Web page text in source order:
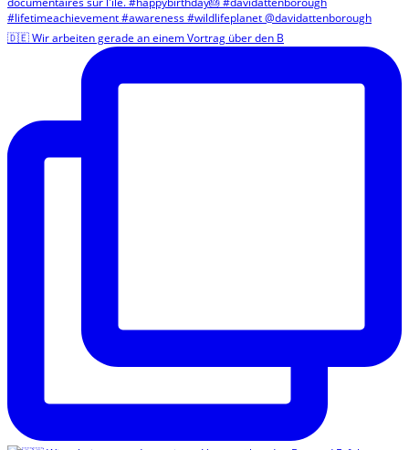
🇩🇪 Wir arbeiten gerade an einem Vortrag über den B